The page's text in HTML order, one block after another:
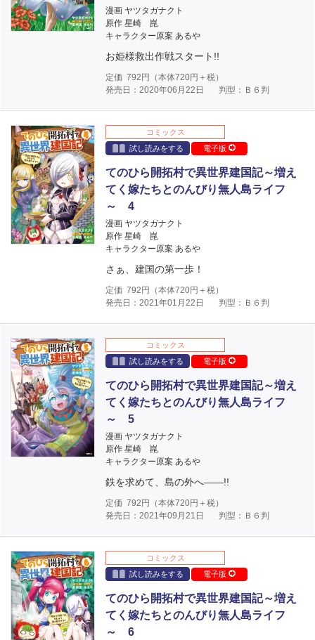
漫画 ヤツタガナクト
原作 星崎 崑
キャラクター原案 あるや
お姫様救出作戦スタート!!
定価 792 円（本体720円＋税）
発売日：2020年06月22日
判型：Ｂ６判
コミックス
試し読みをする
電子版
てのひら開拓村で異世界建国記～増え
てく嫁たちとのんびり無人島ライフ
～ 4
漫画 ヤツタガナクト
原作 星崎 崑
キャラクター原案 あるや
さぁ、建国の第一歩！
定価 792 円（本体720円＋税）
発売日：2021年01月22日
判型：Ｂ６判
コミックス
試し読みをする
電子版
てのひら開拓村で異世界建国記～増え
てく嫁たちとのんびり無人島ライフ
～ 5
漫画 ヤツタガナクト
原作 星崎 崑
キャラクター原案 あるや
鉄を求めて、島の外へ――!!
定価 792 円（本体720円＋税）
発売日：2021年09月21日
判型：Ｂ６判
コミックス
試し読みをする
電子版
てのひら開拓村で異世界建国記～増え
てく嫁たちとのんびり無人島ライフ
～ 6